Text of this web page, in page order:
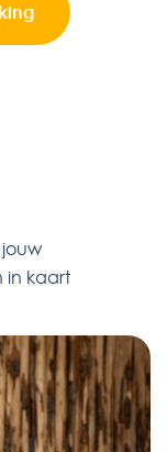
in kaart